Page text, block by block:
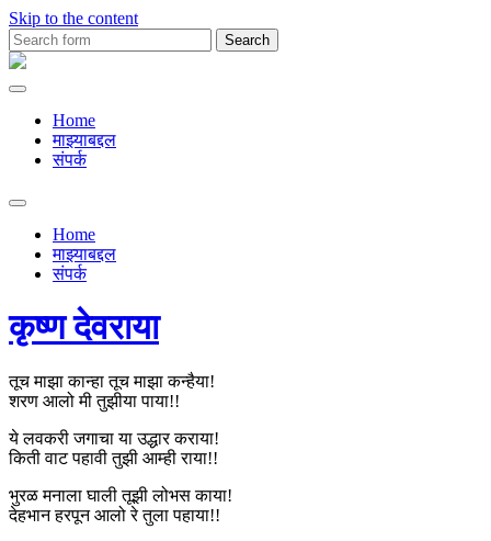
Skip to the content
Search
for:Premachya
Home
माझ्याबद्दल
संपर्क
Toggle
search
field
Home
माझ्याबद्दल
संपर्क
कृष्ण देवराया
तूच माझा कान्हा तूच माझा कन्हैया!
शरण आलो मी तुझीया पाया!!
ये लवकरी जगाचा या उद्धार कराया!
किती वाट पहावी तुझी आम्ही राया!!
भुरळ मनाला घाली तूझी लोभस काया!
देहभान हरपून आलो रे तुला पहाया!!